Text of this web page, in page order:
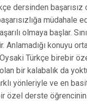
dersinden
olmaya başlar.
Anlamadığı konuyu
Türkçe birebir
bir kalabalık da
yönleriyle ve en
özel derste öğrencinin